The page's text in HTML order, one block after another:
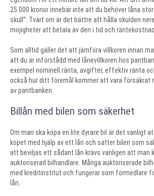
25 000 kronor innebär inte att du behöver låna
skull”. Tvärt om är det bättre att hålla skulden
möjigheter att betala av den i tid och
Som alltid gäller det att jämföra villkoren innan
att du är införstådd med lånevillkoren hos
exempel nominell ränta, avgifter, effektiv ränta
också hur ditt föremål kommer att vara försäkrat
av pantbanken.
Billån med bilen som säkerhet
Om man ska köpa en lite dyrare bil är det vanligt
köpet med hjälp av ett lån och sätter bilen som
att beviljas ett sådant lån krävs vanligen att man
auktoriserad bilhandlare. Många auktoriserade
med kreditinstitut och fungerar som förmedlare
lån.